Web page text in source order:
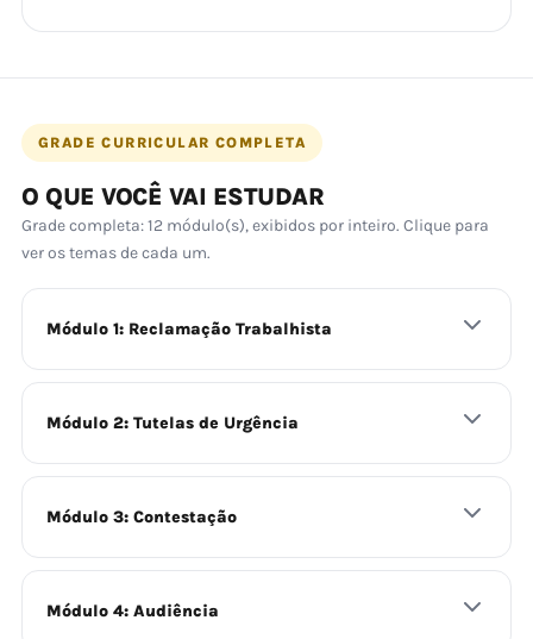
GRADE CURRICULAR COMPLETA
O QUE VOCÊ VAI ESTUDAR
Grade completa: 12 módulo(s), exibidos por inteiro. Clique para
ver os temas de cada um.
Módulo 1: Reclamação Trabalhista
Módulo 2: Tutelas de Urgência
Módulo 3: Contestação
Módulo 4: Audiência